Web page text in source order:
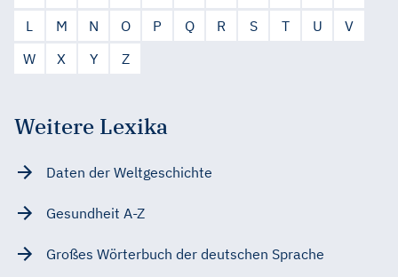
L
M N O P Q R S T U
V
W
X Y Z
Weitere Lexika
Daten der Weltgeschichte
Gesundheit A-Z
Großes Wörterbuch der deutschen Sprache